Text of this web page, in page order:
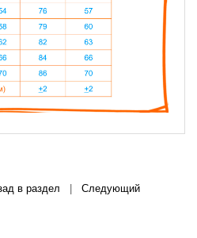
в раздел Следующий